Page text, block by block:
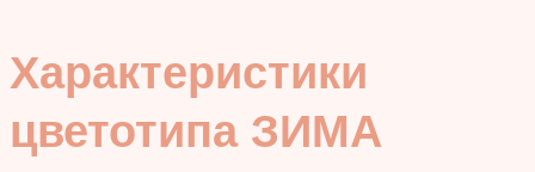
Характеристики
цветотипа ЗИМА